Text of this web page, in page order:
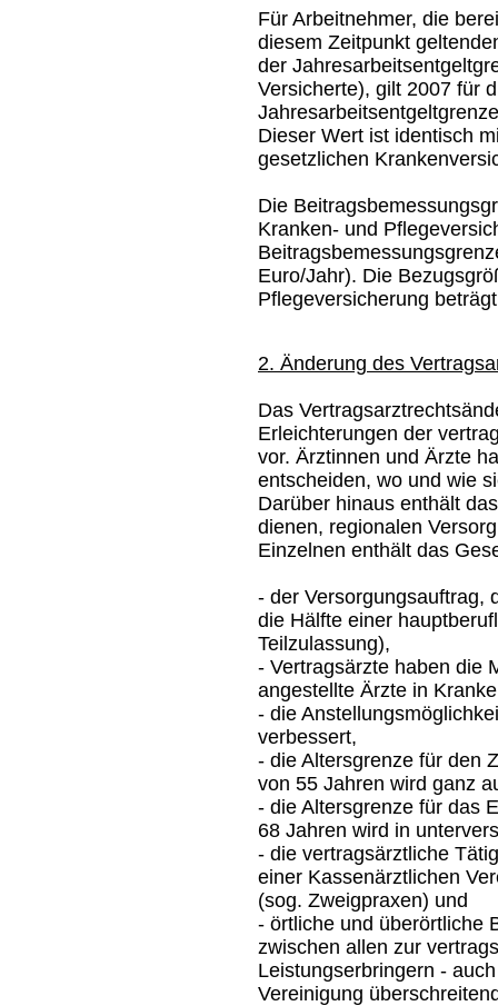
Für Arbeitnehmer, die
diesem Zeitpunkt
der
Versicherte), gilt 2007 für
Dieser Wert ist identisch
gesetzlichen
Die
Kranken- und
Euro/Jahr). Die
Pflegeversicherung
2. Änderung des
Das
Erleichterungen der
vor. Ärztinnen und Ärzte
entscheiden, wo und wie
Darüber hinaus enthält
dienen, regionalen
Einzelnen enthält das
- der Versorgungsauftrag,
die Hälfte einer
Teilzulassung),
- Vertragsärzte haben die
angestellte Ärzte in
- die
verbessert,
- die Altersgrenze für den
von 55 Jahren wird ganz
- die Altersgrenze für das
68 Jahren wird in
- die vertragsärztliche
einer Kassenärztlichen
(sog. Zweigpraxen) und
- örtliche und überörtliche
zwischen allen zur
Leistungserbringern -
Vereinigung